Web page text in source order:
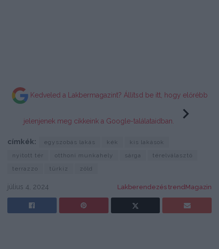
Kedveled a Lakbermagazint? Állítsd be itt, hogy előrébb
jelenjenek meg cikkeink a Google-találataidban.
címkék: egyszobás lakás kék
kis lakások
nyitott tér
otthoni munkahely sárga
térelválasztó
terrazzo
türkiz zöld
július 4, 2024 Lakberendezés trendMagazin